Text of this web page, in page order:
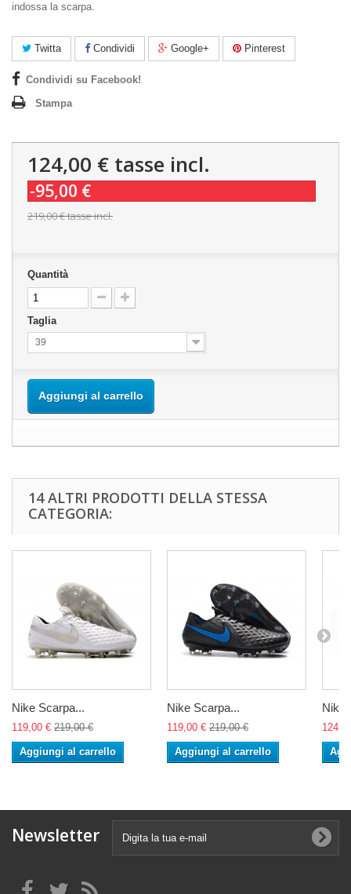
indossa la scarpa.
Twitta Condividi Google+ Pinterest
Condividi su Facebook!
Stampa
124,00 € tasse incl.
-95,00 €
219,00 €tasse incl.
Quantità
Taglia
39
Aggiungi al carrello
14 ALTRI PRODOTTI DELLA STESSA
CATEGORIA:
Nike Scarpa...
119,00 € 219,00 €
Aggiungi al carrello
Nike Scarpa...
119,00 € 219,00 €
Aggiungi al carrello
Nike
Newsletter